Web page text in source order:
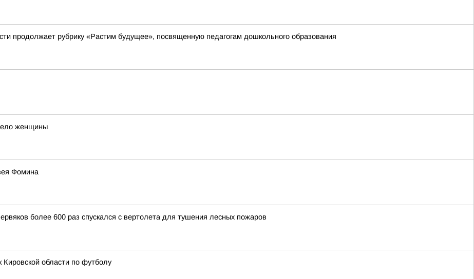
продолжает рубрику «Растим будущее», посвященную педагогам дошкольного образования
женщины
Фомина
более 600 раз спускался с вертолета для тушения лесных пожаров
области по футболу